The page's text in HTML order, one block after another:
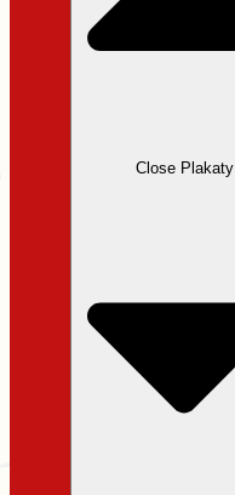
Close Plakaty